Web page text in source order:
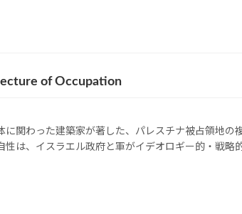
of Occupation
に関わった建築家が著した、パレスチナ被占領地の
性は、イスラエル政府と軍がイデオロギー的・戦略